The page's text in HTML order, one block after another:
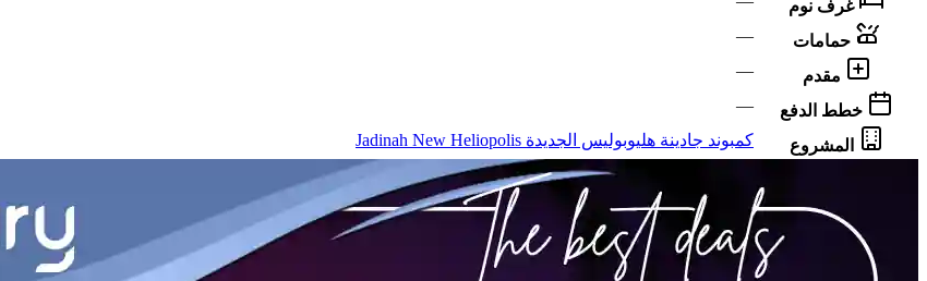
غرف نوم
حمامات —
مقدم —
خطط الدفع —
المشروع كمبوند جادينة هليوبوليس الجديدة Jadinah New Heliopolis